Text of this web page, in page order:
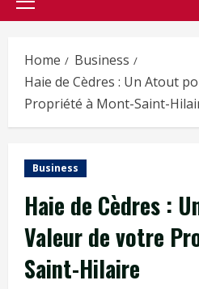
Primary
Home
Business
Haie de Cèdres : Un Atout
Propriété à Mont-Saint-
Business
Haie de Cèdres :
Valeur de votre
Saint-Hilaire